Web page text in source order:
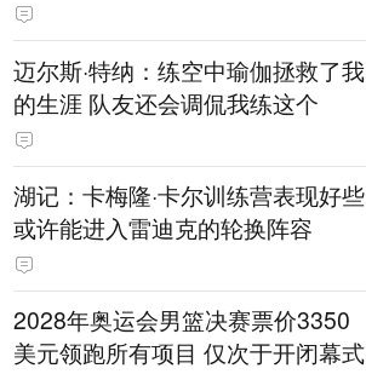
迈尔斯·特纳：练空中瑜伽拯救了我
的生涯 队友还会调侃我练这个
湖记：卡梅隆·卡尔训练营表现好些
或许能进入雷迪克的轮换阵容
2028年奥运会男篮决赛票价3350
美元领跑所有项目 仅次于开闭幕式